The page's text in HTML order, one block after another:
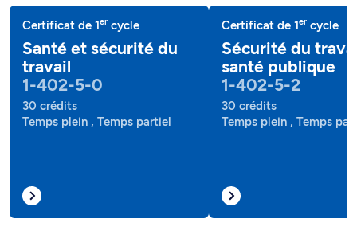
Certificat de 1er cycle
Santé et sécurité du
travail
1-402-5-0
30 crédits
Temps plein , Temps partiel
Certificat de 1er cycle
Sécurité du
santé publique
1-402-5-2
30 crédits
Temps plein , Temps